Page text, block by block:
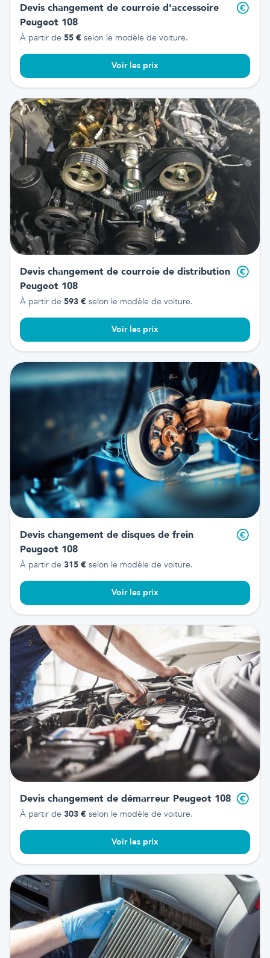
Devis changement de courroie d'accessoire
Peugeot 108
À partir de 55 € selon le modèle de voiture.
Voir les prix
Devis changement de courroie de distribution
Peugeot 108
À partir de 593 € selon le modèle de voiture.
Voir les prix
Devis changement de disques de frein
Peugeot 108
À partir de 315 € selon le modèle de voiture.
Voir les prix
Devis changement de démarreur Peugeot 108
À partir de 303 € selon le modèle de voiture.
Voir les prix